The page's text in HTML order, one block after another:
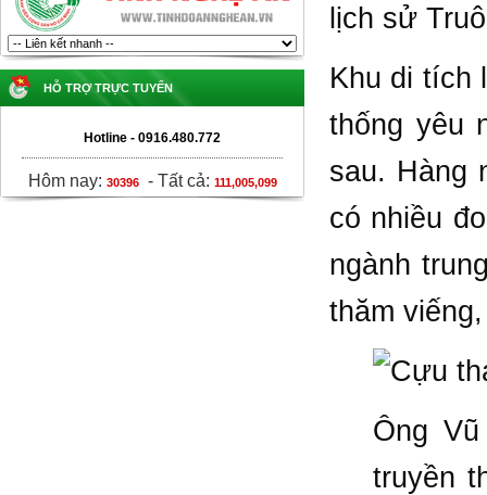
HỖ TRỢ TRỰC TUYẾN
Hotline - 0916.480.772
Hôm nay: 30396- Tất cả: 111,005,099
lịch sử
Khu di tích
thống yêu
sau. Hàng
có nhiều
ngành
thăm
Ông
truyền